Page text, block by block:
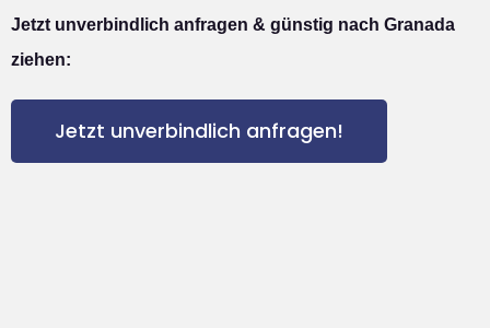
Jetzt unverbindlich anfragen & günstig nach Granada
ziehen:
Jetzt unverbindlich anfragen!